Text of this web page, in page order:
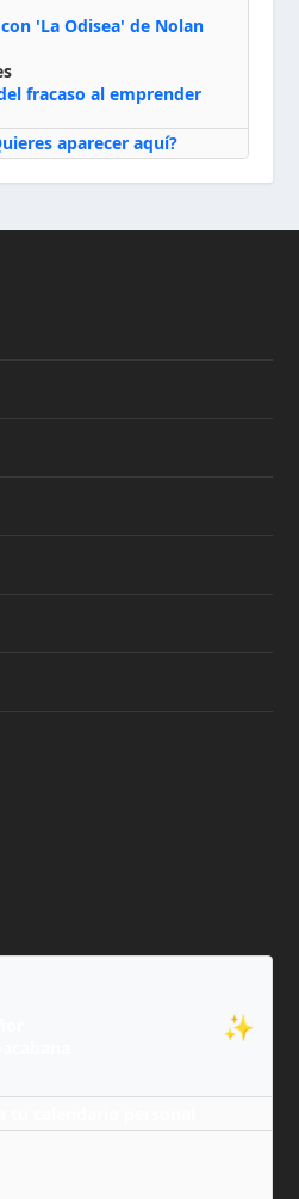
'La Odisea' de Nolan
fracaso al emprender
aparecer aquí?
✨
tu calendario personal